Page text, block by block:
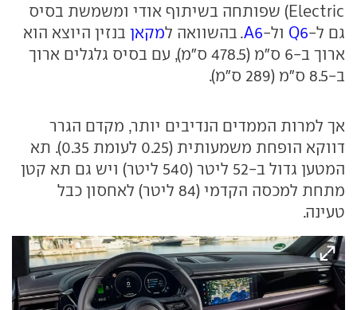
Electric) שפותחה בשיתוף אודי ומשמשת בסיס
גם ל-Q6 ול-A6. בהשוואה למקאן בנזין היוצא הוא
ארוך ב-6 ס"מ (478.5 ס"מ), עם בסיס גלגלים ארוך
ב-8.5 ס"מ (289 ס"מ).
אך למרות הממדים הנדיבים יותר, מקדם הגרר
דווקא הופחת משמעותית (0.25 לעומת 0.35). תא
המטען גדול ב-52 ליטר (540 ליטר) ויש גם תא קטן
מתחת למכסה הקדמי (84 ליטר) לאחסון כבל
טעינה.